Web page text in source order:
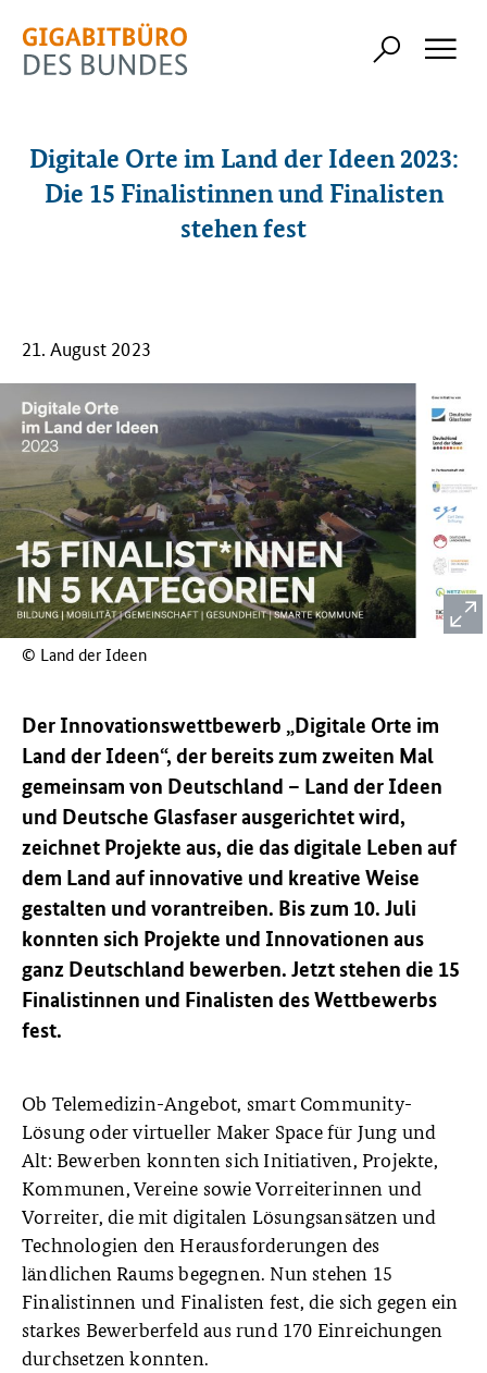
Digitale Orte im Land der Ideen 2023:
Die 15 Finalistinnen und Finalisten
stehen fest
21. August 2023
© Land der Ideen
Der Innovationswettbewerb „Digitale Orte im
Land der Ideen“, der bereits zum zweiten Mal
gemeinsam von Deutschland – Land der Ideen
und Deutsche Glasfaser ausgerichtet wird,
zeichnet Projekte aus, die das digitale Leben auf
dem Land auf innovative und kreative Weise
gestalten und vorantreiben. Bis zum 10. Juli
konnten sich Projekte und Innovationen aus
ganz Deutschland bewerben. Jetzt stehen die 15
Finalistinnen und Finalisten des Wettbewerbs
fest.
Ob Telemedizin-Angebot, smart Community-
Lösung oder virtueller Maker Space für Jung und
Alt: Bewerben konnten sich Initiativen, Projekte,
Kommunen, Vereine sowie Vorreiterinnen und
Vorreiter, die mit digitalen Lösungsansätzen und
Technologien den Herausforderungen des
ländlichen Raums begegnen. Nun stehen 15
Finalistinnen und Finalisten fest, die sich gegen ein
starkes Bewerberfeld aus rund 170 Einreichungen
durchsetzen konnten.